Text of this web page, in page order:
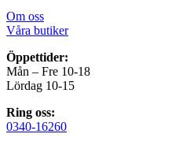
Om oss
Våra butiker
Öppettider:
Mån – Fre 10-18
Lördag 10-15
Ring oss:
0340-16260